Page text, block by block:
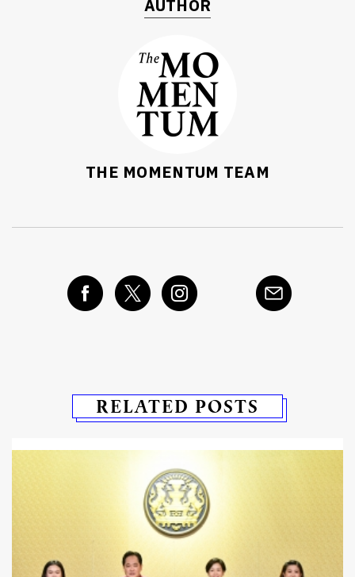
AUTHOR
THE MOMENTUM TEAM
RELATED POSTS